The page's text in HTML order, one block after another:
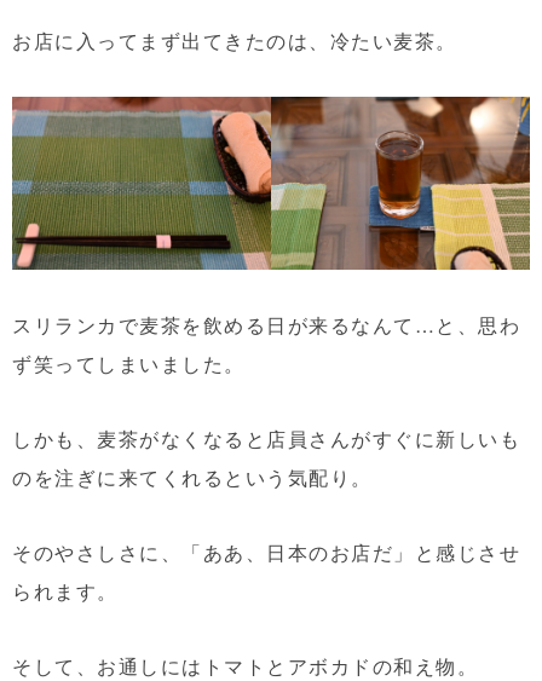
お店に入ってまず出てきたのは、冷たい麦茶。
スリランカで麦茶を飲める日が来るなんて…と、思わ
ず笑ってしまいました。
しかも、麦茶がなくなると店員さんがすぐに新しいも
のを注ぎに来てくれるという気配り。
そのやさしさに、「ああ、日本のお店だ」と感じさせ
られます。
そして、お通しにはトマトとアボカドの和え物。